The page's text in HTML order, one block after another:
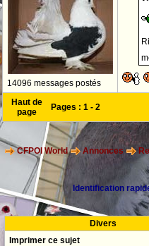
14096 messages postés
Haut de
page
Pages : 1 - 2
CFPOI World Annonces
Identification
Divers
Imprimer ce sujet